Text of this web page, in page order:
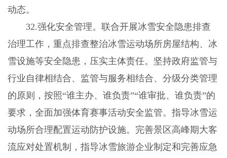
动态。
32.强化安全管理。联合开展冰雪安全隐患排查
治理工作，重点排查整治冰雪运动场所房屋结构、冰
雪设施等安全隐患，压实主体责任。坚持政府监管与
行业自律相结合、监管与服务相结合、分级分类管理
的原则，按照“谁主办、谁负责”“谁审批、谁负责”的
要求，全面加强体育赛事活动安全监管。指导冰雪运
动场所合理配置运动防护设施。完善景区高峰期大客
流应对处置机制，指导冰雪旅游企业制定和完善应急